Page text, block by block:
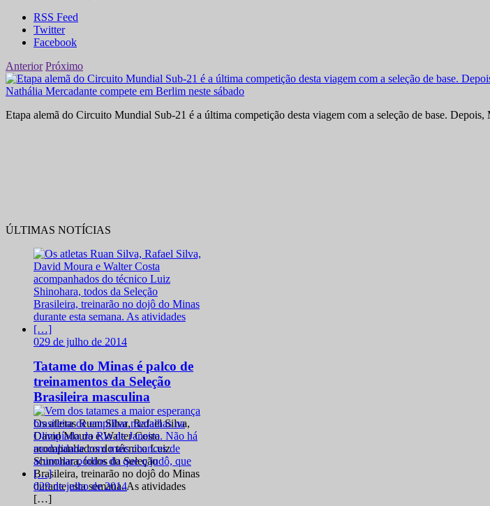
RSS Feed
Twitter
Facebook
Anterior Próximo
Nathália Mercadante compete em Berlim neste sábado
Etapa alemã do Circuito Mundial Sub-21 é a última competição desta viagem com a seleção de base.
ÚLTIMAS NOTÍCIAS
029 de julho de 2014
Tatame do Minas é palco de
treinamentos da Seleção
Brasileira masculina
Os atletas Ruan Silva, Rafael Silva,
David Moura e Walter Costa
acompanhados do técnico Luiz
Shinohara, todos da Seleção
Brasileira, treinarão no dojô do Minas
durante esta semana. As atividades
[…]
029 de julho de 2014